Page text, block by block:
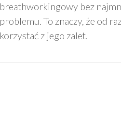
breathworkingowy bez
problemu. To znaczy, że od
korzystać z jego zalet.